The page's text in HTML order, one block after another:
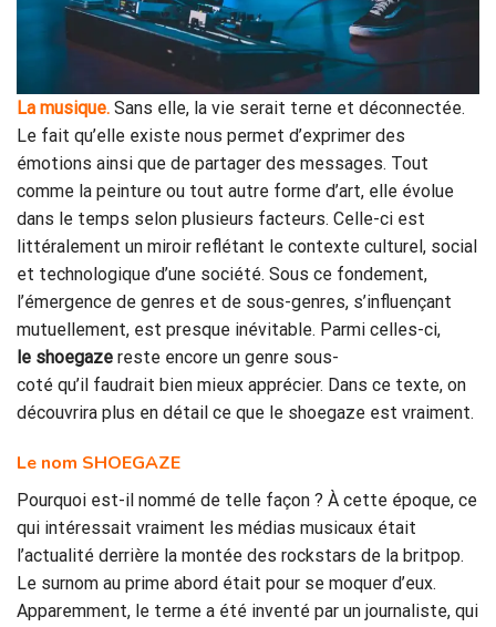
La musique. Sans elle, la vie serait terne et déconnectée.
Le fait qu’elle existe nous permet d’exprimer des
émotions ainsi que de partager des messages. Tout
comme la peinture ou tout autre forme d’art, elle évolue
dans le temps selon plusieurs facteurs. Celle-ci est
littéralement un miroir reflétant le contexte culturel, social
et technologique d’une société. Sous ce fondement,
l’émergence de genres et de sous-genres, s’influençant
mutuellement, est presque inévitable. Parmi celles-ci,
le shoegaze reste encore un genre sous-
coté qu’il faudrait bien mieux apprécier. Dans ce texte, on
découvrira plus en détail ce que le shoegaze est vraiment.
Le nom SHOEGAZE
Pourquoi est-il nommé de telle façon ? À cette époque, ce
qui intéressait vraiment les médias musicaux était
l’actualité derrière la montée des rockstars de la britpop.
Le surnom au prime abord était pour se moquer d’eux.
Apparemment, le terme a été inventé par un journaliste, qui